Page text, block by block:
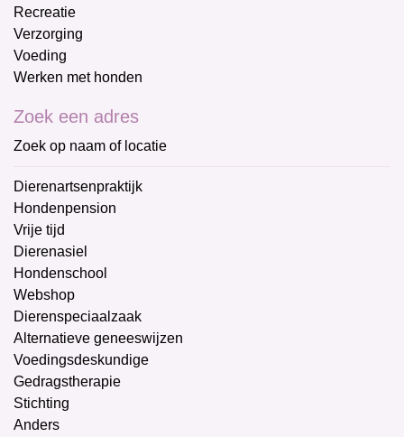
Recreatie
Verzorging
Voeding
Werken met honden
Zoek een adres
Zoek op naam of locatie
Dierenartsenpraktijk
Hondenpension
Vrije tijd
Dierenasiel
Hondenschool
Webshop
Dierenspeciaalzaak
Alternatieve geneeswijzen
Voedingsdeskundige
Gedragstherapie
Stichting
Anders